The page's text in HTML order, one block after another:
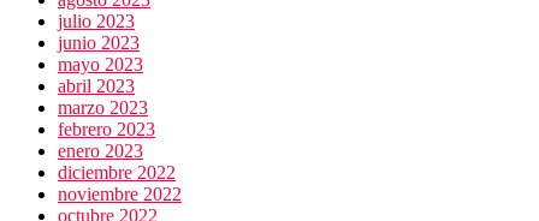
julio 2023
junio 2023
mayo 2023
abril 2023
marzo 2023
febrero 2023
enero 2023
diciembre 2022
noviembre 2022
octubre 2022